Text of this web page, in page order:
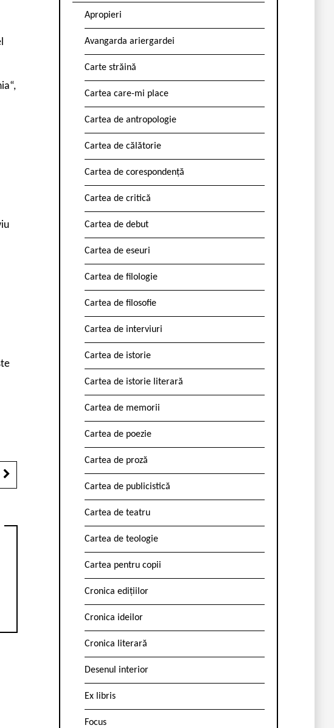
Apropieri
Avangarda ariergardei
Carte străină
Cartea care-mi place
Cartea de antropologie
Cartea de călătorie
Cartea de corespondență
Cartea de critică
Cartea de debut
Cartea de eseuri
Cartea de filologie
Cartea de filosofie
Cartea de interviuri
Cartea de istorie
Cartea de istorie literară
Cartea de memorii
Cartea de poezie
Cartea de proză
Cartea de publicistică
Cartea de teatru
Cartea de teologie
Cartea pentru copii
Cronica edițiilor
Cronica ideilor
Cronica literară
Desenul interior
Ex libris
Focus